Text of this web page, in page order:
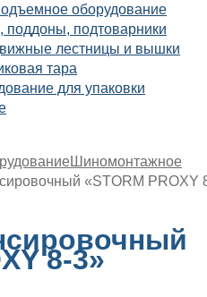
оборудование
поддоны, подтоварники
лестницы и вышки
тара
для упаковки
Шиномонтажное
«STORM PROXY
8-3»